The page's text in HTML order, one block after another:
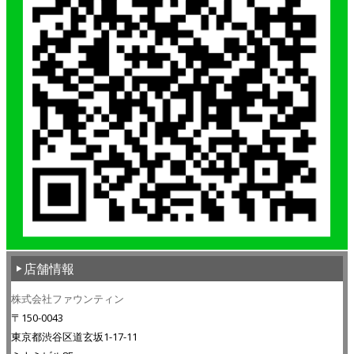
店舗情報
株式会社ファウンティン
〒150-0043
東京都渋谷区道玄坂1-17-11